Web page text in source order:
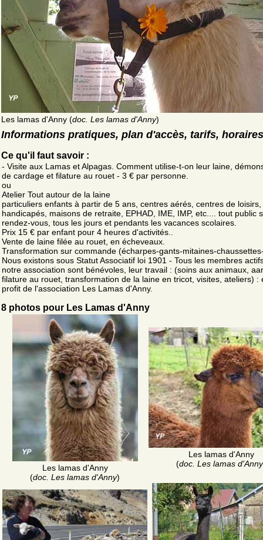
Les lamas d'Anny (doc. Les lamas d'Anny)
Informations pratiques, plan d'accès, tarifs, horaires
Ce qu'il faut savoir :
- Visite aux Lamas et Alpagas. Comment utilise-t-on leur laine,
de cardage et filature au rouet - 3 € par personne.
ou
Atelier Tout autour de la laine
particuliers enfants à partir de 5 ans, centres aérés, centres de
handicapés, maisons de retraite, EPHAD, IME, IMP, etc.... tout public
rendez-vous, tous les jours et pendants les vacances scolaires.
Prix 15 € par enfant pour 4 heures d'activités..
Vente de laine filée au rouet, en écheveaux.
Transformation sur commande (écharpes-gants-mitaines-
Nous existons sous Statut Associatif loi 1901 - Tous les membres
notre association sont bénévoles, leur travail : (soins aux animaux,
filature au rouet, transformation de la laine en tricot, visites, ateliers) :
profit de l'association Les Lamas d'Anny.
8 photos pour Les Lamas d'Anny
Les lamas d'Anny
(doc. Les lamas d'Anny)
Les lamas d'Anny
(doc. Les lamas d'Anny